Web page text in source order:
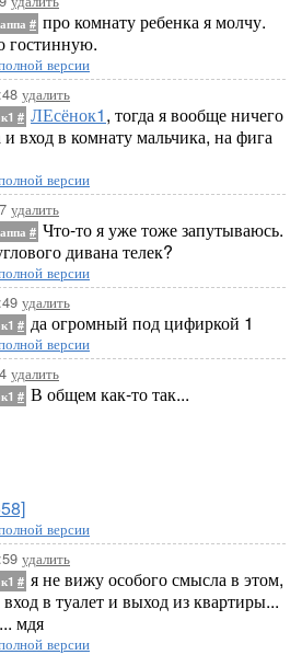
# про комнату ребенка я молчу.
гостинную.
версии
удалить
# ЛЕсёнок1, тогда я вообще ничего
вход в комнату мальчика, на фига
версии
удалить
# Что-то я уже тоже запутываюсь.
дивана телек?
версии
удалить
# да огромный под цифиркой 1
версии
удалить
# В общем как-то так...
версии
удалить
# я не вижу особого смысла в этом,
в туалет и выход из квартиры...
мдя
версии